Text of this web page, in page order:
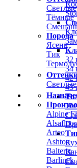
Светлые
Тёмные
Порода
Ясень
Тик
Светлые
Alpine
Alsafloor
Arteo
Ashton
Balterio
Barlinek
32
34
42
43